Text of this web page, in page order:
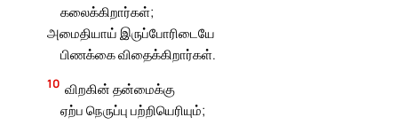
கலைக்கிறார்கள்;
அமைதியாய் இருப்போரிடையே
பிணக்கை விதைக்கிறார்கள்.
10 விறகின் தன்மைக்கு
ஏற்ப நெருப்பு பற்றியெரியும்;